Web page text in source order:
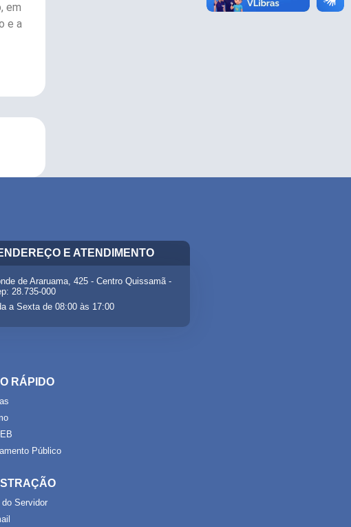
em
e a
E ATENDIMENTO
de Araruama, 425 - Centro Quissamã -
28.735-000
a Sexta de 08:00 às 17:00
RÁPIDO
Público
do Servidor